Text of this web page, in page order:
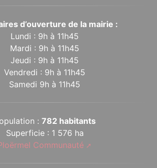
d’ouverture de la mairie :
Lundi : 9h à 11h45
Mardi : 9h à 11h45
Jeudi : 9h à 11h45
Vendredi : 9h à 11h45
Samedi 9h à 11h45
: 782 habitants
Superficie : 1 576 ha
Communauté